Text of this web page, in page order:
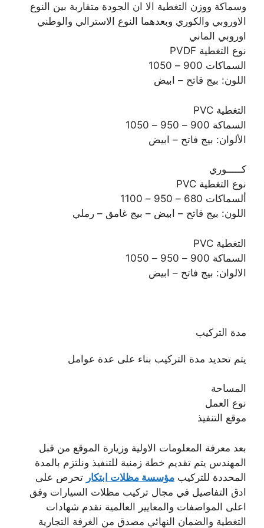
وسماكة ووزن التغطية الا ان الجودة متقاربة بين النوع
الاوروبي والكوري وبعدهما النوع الاسترالي والوطني
اوروبي الماني
نوع التغطية PVDF
السماكات 900 – 1050
اللون: بيج فاتح – ابيض
التغطية PVC
السماكة 900 – 950 – 1050
الألوان: بيج فاتح – ابيض
كـــــوري
نوع التغطية PVC
ألسماكات 680 – 950 – 1100
اللون: بيج فاتح – ابيض – بيج غامق – رملي
التغطية PVC
السماكة 900 – 950 – 1050
الالوان: بيج فاتح – ابيض
مدة التركيب
يتم تحديد مدة التركيب بناء على عدة عوامل
المساحة
نوع العمل
موقع التنفيذ
بعد معرفة المعلومات الاولية وزيارة الموقع من قبل
المهندس يتم تقديم خطة زمنية للتنفيذ ونلتزم بالمدة
المحددة للتركيب مؤسسة مظلات ابتكار تحرص على
ادق التفاصيل في مجال تركيب مظلات السيارات وفق
اعلى المواصفات والمعايير العالمية نقدم شهادات
التغطية والضمان النهائي مصدق من الغرفة التجارية